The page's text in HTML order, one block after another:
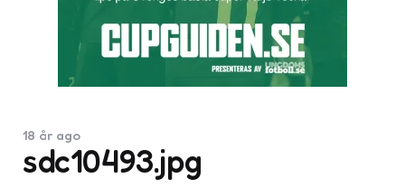
sdc10493.jpg
18 år ago